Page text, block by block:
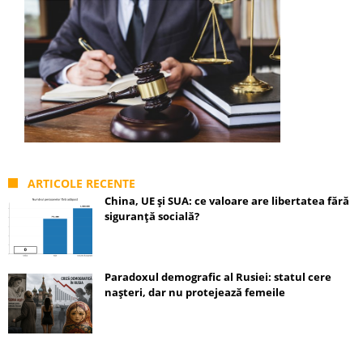
ARTICOLE RECENTE
China, UE și SUA: ce valoare are libertatea fără
siguranță socială?
Paradoxul demografic al Rusiei: statul cere
nașteri, dar nu protejează femeile